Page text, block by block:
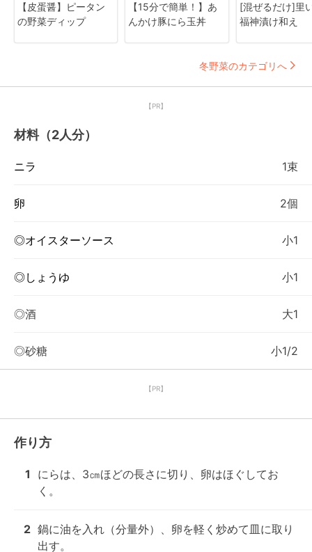
【皮蛋醤】ピータン
の野菜ディップ
【15分で簡単！】あ
んかけ豚にら玉丼
[混ぜるだけ]里
福神漬け和え
冬野菜のカテゴリへ
【PR】
材料（2人分）
ニラ 1束
卵 2個
◎オイスターソース 小1
◎しょうゆ 小1
◎酒 大1
◎砂糖 小1/2
【PR】
作り方
1
にらは、3㎝ほどの長さに切り、卵はほぐしてお
く。
2 鍋に油を入れ（分量外）、卵を軽く炒めて皿に取り
出す。